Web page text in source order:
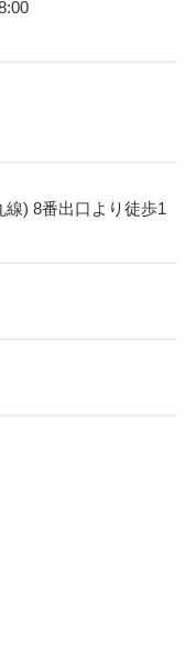
) 8番出口より徒歩1